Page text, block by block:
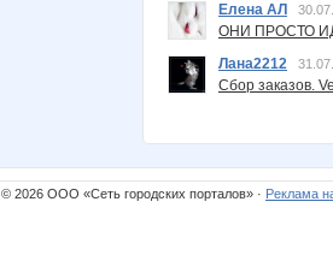
Елена АЛ
ОНИ ПРОСТО
Лана2212
Сбор заказов.
© 2026 ООО «Сеть городских порталов» · Реклама